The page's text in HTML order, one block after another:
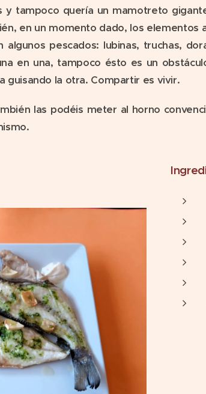
y tampoco quería un mamotreto
en un momento dado, los elementos
algunos pescados: lubinas, truchas,
en una, tampoco ésto es un
guisando la otra. Compartir es vivir.
las podéis meter al horno